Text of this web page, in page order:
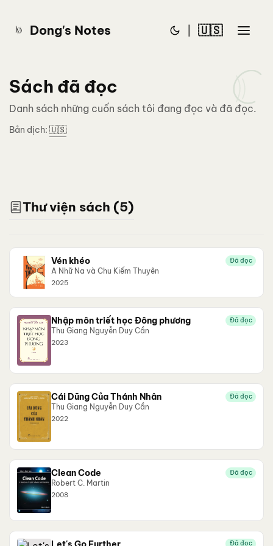
Dong's Notes 🇺🇸
Sách đã đọc
Danh sách những cuốn sách tôi đang đọc và đã đọc.
Bản dịch: 🇺🇸
Thư viện sách (5)
Vén khéo Đã đọc
A Nhữ Na và Chu Kiếm Thuyên
2025
Nhập môn triết học Đông phương Đã đọc
Thu Giang Nguyễn Duy Cần
2023
Cái Dũng Của Thánh Nhân Đã đọc
Thu Giang Nguyễn Duy Cần
2022
Clean Code Đã đọc
Robert C. Martin
2008
Đã đọc